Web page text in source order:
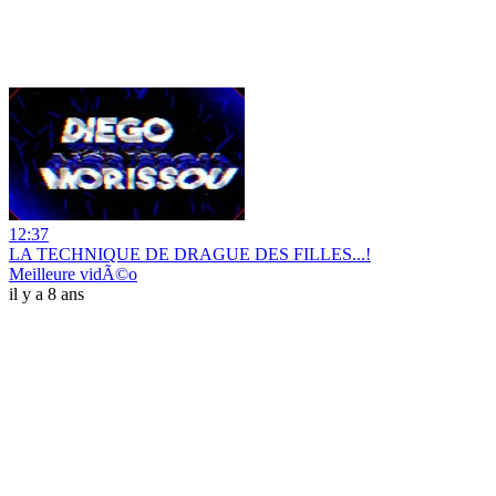
12:37
LA TECHNIQUE DE DRAGUE DES FILLES...!
Meilleure vidÃ©o
il y a 8 ans